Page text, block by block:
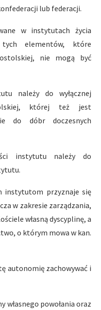
lub federacji.
w instytutach życia
tych elementów, które
nie mogą być
należy do wyłącznej
której też jest
do dóbr doczesnych
instytutu należy do
instytutom przyznaje się
w zakresie zarządzania,
własną dyscyplinę, a
o którym mowa w kan.
autonomię zachowywać i
własnego powołania oraz